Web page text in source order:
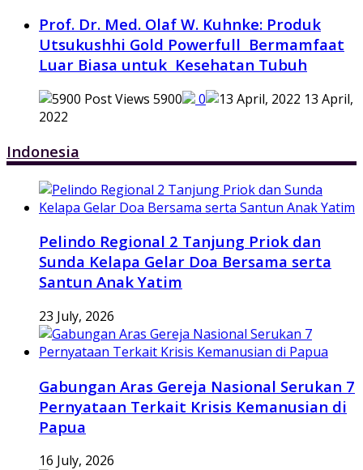
Prof. Dr. Med. Olaf W. Kuhnke: Produk
Utsukushhi Gold Powerfull Bermamfaat
Luar Biasa untuk Kesehatan Tubuh
5900 0
13 April,
2022
Indonesia
Pelindo Regional 2 Tanjung Priok dan
Sunda Kelapa Gelar Doa Bersama serta
Santun Anak Yatim
23 July, 2026
Gabungan Aras Gereja Nasional Serukan 7
Pernyataan Terkait Krisis Kemanusian di
Papua
16 July, 2026